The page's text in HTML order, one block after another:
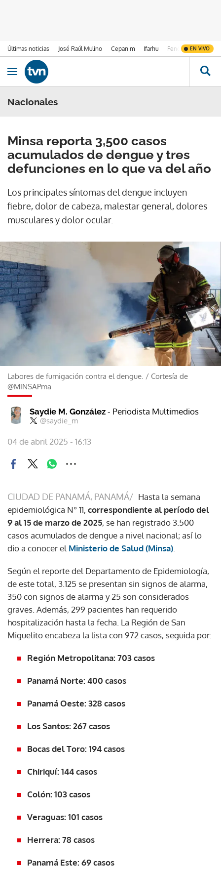
Últimas noticias José Raúl Mulino Cepanim Ifarhu Fenómeno de El
EN VIVO
Ir al contenido
Obrir navegació
Nacionales
Minsa reporta 3,500 casos
acumulados de dengue y tres
defunciones en lo que va del año
Los principales síntomas del dengue incluyen
fiebre, dolor de cabeza, malestar general, dolores
musculares y dolor ocular.
Labores de fumigación contra el dengue. / Cortesía de
@MINSAPma
Saydie M. González - Periodista Multimedios
@saydie_m
04 de abril 2025 - 16:13
CIUDAD DE PANAMÁ, PANAMÁ/ Hasta la semana
epidemiológica N° 11, correspondiente al período del
9 al 15 de marzo de 2025, se han registrado 3.500
casos acumulados de dengue a nivel nacional; así lo
dio a conocer el Ministerio de Salud (Minsa)
Según el reporte del Departamento de Epidemiología,
de este total, 3.125 se presentan sin signos de alarma,
350 con signos de alarma y 25 son considerados
graves. Además, 299 pacientes han requerido
hospitalización hasta la fecha. La Región de San
Miguelito encabeza la lista con 972 casos, seguida por:
Región Metropolitana: 703 casos
Panamá Norte: 400 casos
Panamá Oeste: 328 casos
Los Santos: 267 casos
Bocas del Toro: 194 casos
Chiriquí: 144 casos
Colón: 103 casos
Veraguas: 101 casos
Herrera: 78 casos
Panamá Este: 69 casos